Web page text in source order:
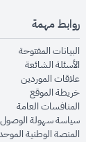
روابط مهمة
البيانات المفتوحة
الأسئلة الشائعة
علاقات الموردين
خريطة الموقع
المنافسات العامة
سياسة سهولة الوصول
المنصة الوطنية